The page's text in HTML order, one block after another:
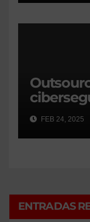
triunfar
FEB 24, 2025
ENTRADAS